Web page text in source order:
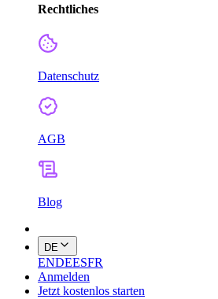
Rechtliches
Datenschutz
AGB
Blog
DE
ENDEESFR
Anmelden
Jetzt kostenlos starten